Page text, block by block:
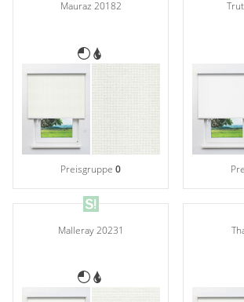
Mauraz 20182
Preisgruppe0
Malleray 20231